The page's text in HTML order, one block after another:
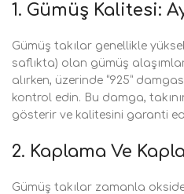
1. Gümüş Kalitesi:
Gümüş takılar genellikle
saflıkta) olan gümüş
alırken, üzerinde “925”
kontrol edin. Bu damga,
gösterir ve kalitesini garanti
2. Kaplama Ve
Gümüş takılar zamanla